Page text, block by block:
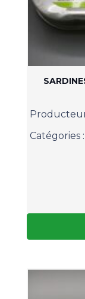
Catégories :